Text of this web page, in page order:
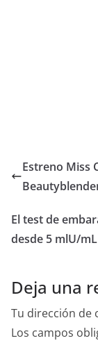
Estreno Miss
El test de
desde 5 mlU/mL
Deja una
Tu dirección de
Los campos